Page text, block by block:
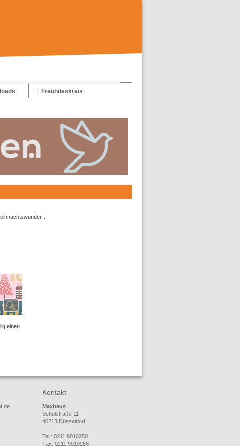
Freundeskreis
einen
Kontakt
Maxhaus
Schulstraße 11
40213 Düsseldorf
Tel.: 0211 9010250
Fax: 0211 9010256